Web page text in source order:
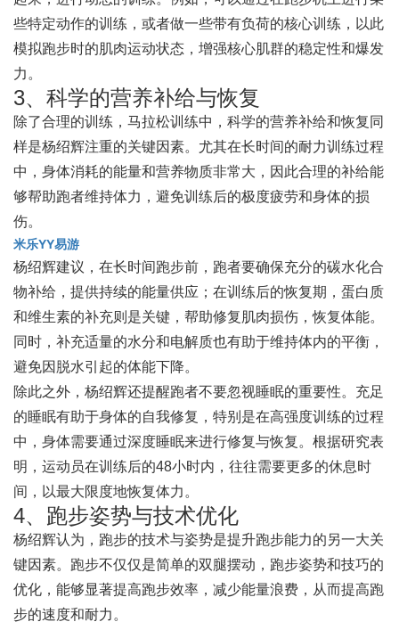
些特定动作的训练，或者做一些带有负荷的核心训练，以此
模拟跑步时的肌肉运动状态，增强核心肌群的稳定性和爆发
力。
3、科学的营养补给与恢复
除了合理的训练，马拉松训练中，科学的营养补给和恢复同
样是杨绍辉注重的关键因素。尤其在长时间的耐力训练过程
中，身体消耗的能量和营养物质非常大，因此合理的补给能
够帮助跑者维持体力，避免训练后的极度疲劳和身体的损
伤。
米乐YY易游
杨绍辉建议，在长时间跑步前，跑者要确保充分的碳水化合
物补给，提供持续的能量供应；在训练后的恢复期，蛋白质
和维生素的补充则是关键，帮助修复肌肉损伤，恢复体能。
同时，补充适量的水分和电解质也有助于维持体内的平衡，
避免因脱水引起的体能下降。
除此之外，杨绍辉还提醒跑者不要忽视睡眠的重要性。充足
的睡眠有助于身体的自我修复，特别是在高强度训练的过程
中，身体需要通过深度睡眠来进行修复与恢复。根据研究表
明，运动员在训练后的48小时内，往往需要更多的休息时
间，以最大限度地恢复体力。
4、跑步姿势与技术优化
杨绍辉认为，跑步的技术与姿势是提升跑步能力的另一大关
键因素。跑步不仅仅是简单的双腿摆动，跑步姿势和技巧的
优化，能够显著提高跑步效率，减少能量浪费，从而提高跑
步的速度和耐力。